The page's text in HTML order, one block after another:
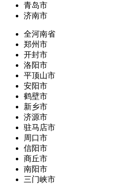
青岛市
济南市
全河南省
郑州市
开封市
洛阳市
平顶山市
安阳市
鹤壁市
新乡市
济源市
驻马店市
周口市
信阳市
商丘市
南阳市
三门峡市